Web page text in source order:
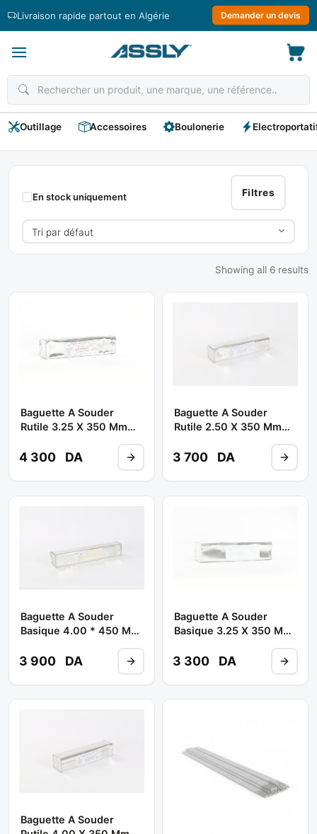
Livraison rapide partout en Algérie Demander un devis
Outillage Accessoires Boulonerie
EULMA
Filtres
En stock uniquement
Showing all 6 results
Baguette A Souder
Rutile 3.25 X 350 Mm
EULMA
4 300 DA
Baguette A Souder
Rutile 2.50 X 350 Mm
EULMA
3 700 DA
Baguette A Souder
Basique 4.00 * 450 Mm
EULMA
3 900 DA
Baguette A Souder
Basique 3.25 X 350 Mm
EULMA
3 300 DA
Baguette A Souder